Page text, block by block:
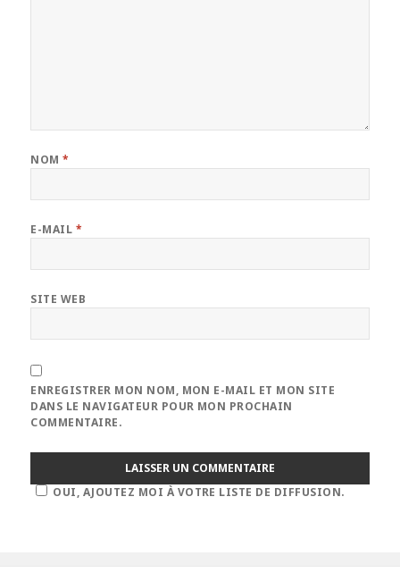
NOM*
E-MAIL *
SITE WEB
ENREGISTRER MON NOM, MON E-MAIL ET MON SITE
DANS LE NAVIGATEUR POUR MON PROCHAIN
COMMENTAIRE.
OUI, AJOUTEZ MOI À VOTRE LISTE DE DIFFUSION.